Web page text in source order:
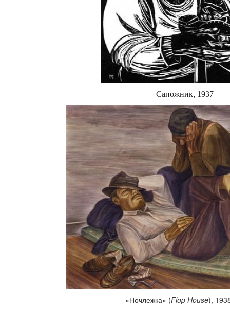
Сапожник, 1937
«Ночлежка» (Flop House),